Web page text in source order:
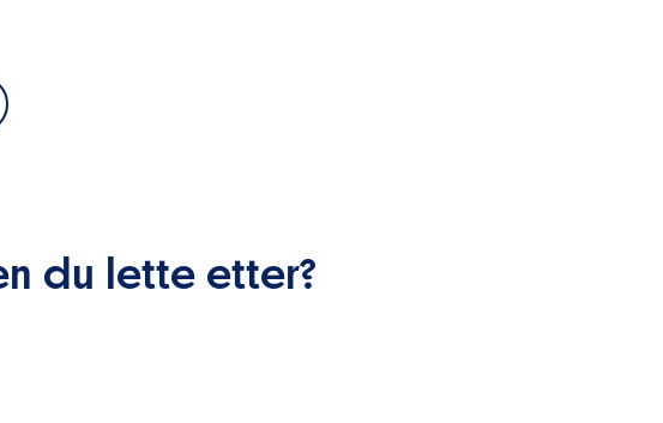
du lette etter?